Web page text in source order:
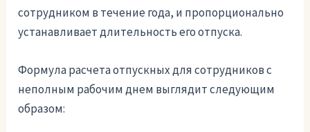
сотрудником в течение года, и пропорционально
устанавливает длительность его отпуска.
Формула расчета отпускных для сотрудников с
неполным рабочим днем выглядит следующим
образом: